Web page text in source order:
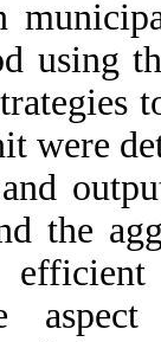
using
were
the